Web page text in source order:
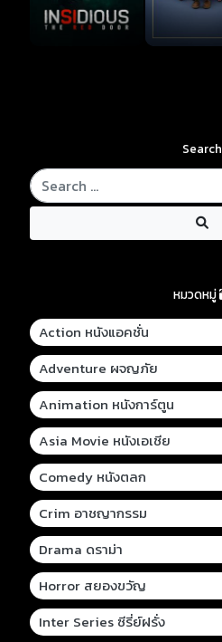
Search
หมวดหมู่
Action หนังแอคชั่น
Adventure ผจญภัย
Animation หนังการ์ตูน
Asia Movie หนังเอเชีย
Comedy หนังตลก
Crim อาชญากรรม
Drama ดราม่า
Horror สยองขวัญ
Inter Series ซีรี่ย์ฝรั่ง